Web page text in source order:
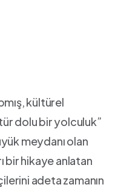
kültürel
dolu bir yolculuk”
meydanı olan
bir hikaye anlatan
adeta zamanın